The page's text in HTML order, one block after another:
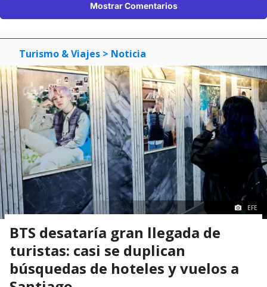
Mostrar Comentarios
Turismo & Viajes > Noticia
EFE
BTS desataría gran llegada de
turistas: casi se duplican
búsquedas de hoteles y vuelos a